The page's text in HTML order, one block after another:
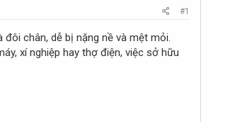
#1
chân, dễ bị nặng nề và mệt mỏi.
xí nghiệp hay thợ điện, việc sở hữu